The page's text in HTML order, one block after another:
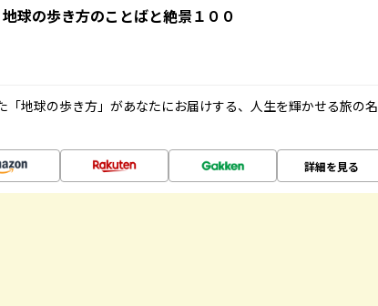
球の歩き方のことばと絶景１００
「地球の歩き方」があなたにお届けする、人生を輝かせる旅の名
詳細を見る